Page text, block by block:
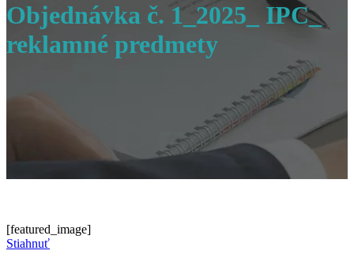
Objednávka č. 1_2025_ IPC_
reklamné predmety
[featured_image]
Stiahnuť